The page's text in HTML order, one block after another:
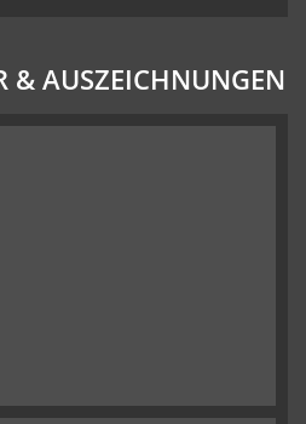
& AUSZEICHNUNGEN